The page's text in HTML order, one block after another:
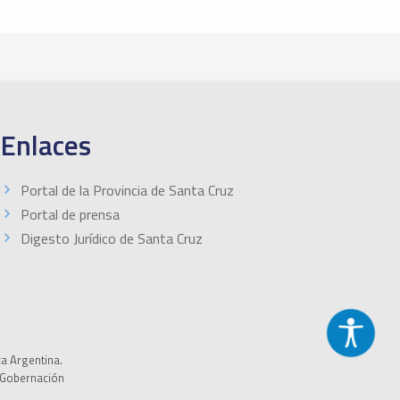
Enlaces
Portal de la Provincia de Santa Cruz
Portal de prensa
Digesto Jurídico de Santa Cruz
Argentina.